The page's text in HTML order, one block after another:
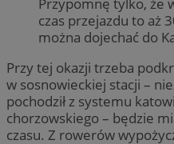
Przypomnę tylko, że
czas przejazdu to aż
można dojechać do
Przy tej okazji trzeba
w sosnowieckiej stacji –
pochodził z systemu
chorzowskiego – będzie
czasu. Z rowerów